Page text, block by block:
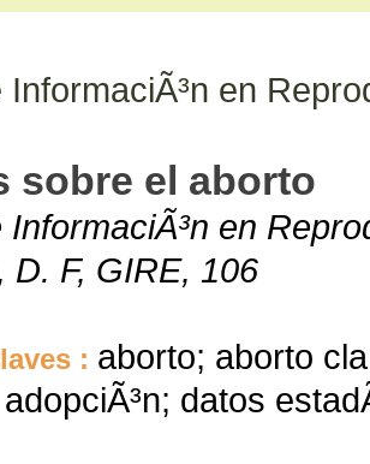
en
sobre el aborto
en
D. F, GIRE, 106
: aborto; aborto
datos